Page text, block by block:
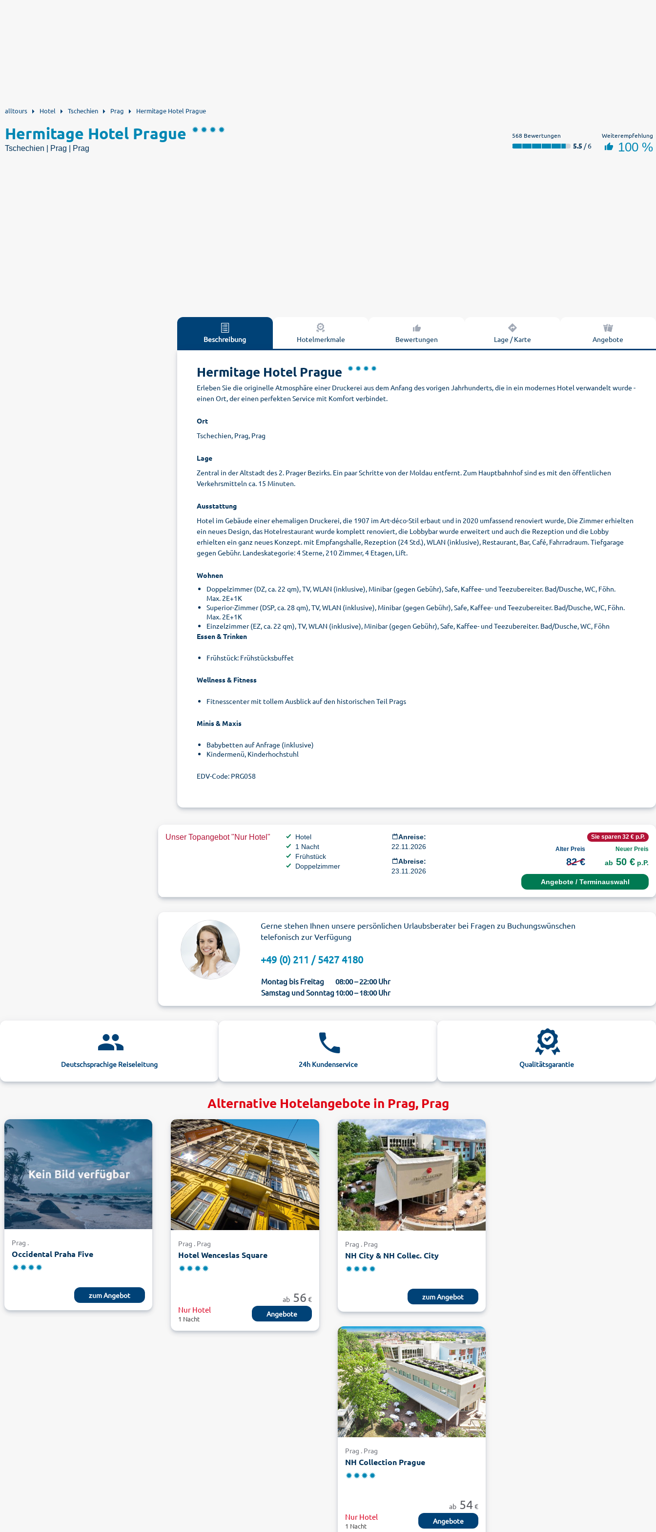
alltours Hotel Tschechien Prag Hermitage Hotel Prague
Hermitage Hotel Prague
Tschechien | Prag | Prag
568 Bewertungen
5.5 / 6
Weiterempfehlung
100 %
Beschreibung Hotelmerkmale Bewertungen Lage / Karte Angebote
Hermitage Hotel Prague
Erleben Sie die originelle Atmosphäre einer Druckerei aus dem Anfang des vorigen Jahrhunderts, die in ein modernes Hotel verwandelt wurde -
einen Ort, der einen perfekten Service mit Komfort verbindet.
Ort
Tschechien, Prag, Prag
Lage
Zentral in der Altstadt des 2. Prager Bezirks. Ein paar Schritte von der Moldau entfernt. Zum Hauptbahnhof sind es mit den öffentlichen
Verkehrsmitteln ca. 15 Minuten.
Ausstattung
Hotel im Gebäude einer ehemaligen Druckerei, die 1907 im Art-déco-Stil erbaut und in 2020 umfassend renoviert wurde, Die Zimmer erhielten
ein neues Design, das Hotelrestaurant wurde komplett renoviert, die Lobbybar wurde erweitert und auch die Rezeption und die Lobby
erhielten ein ganz neues Konzept. mit Empfangshalle, Rezeption (24 Std.), WLAN (inklusive), Restaurant, Bar, Café, Fahrradraum. Tiefgarage
gegen Gebühr. Landeskategorie: 4 Sterne, 210 Zimmer, 4 Etagen, Lift.
Wohnen
Doppelzimmer (DZ, ca. 22 qm), TV, WLAN (inklusive), Minibar (gegen Gebühr), Safe, Kaffee- und Teezubereiter. Bad/Dusche, WC, Föhn.
Max. 2E+1K
Superior-Zimmer (DSP, ca. 28 qm), TV, WLAN (inklusive), Minibar (gegen Gebühr), Safe, Kaffee- und Teezubereiter. Bad/Dusche, WC, Föhn.
Max. 2E+1K
Einzelzimmer (EZ, ca. 22 qm), TV, WLAN (inklusive), Minibar (gegen Gebühr), Safe, Kaffee- und Teezubereiter. Bad/Dusche, WC, Föhn
Essen & Trinken
Frühstück: Frühstücksbuffet
Wellness & Fitness
Fitnesscenter mit tollem Ausblick auf den historischen Teil Prags
Minis & Maxis
Babybetten auf Anfrage (inklusive)
Kindermenü, Kinderhochstuhl
EDV-Code: PRG058
Unser Topangebot "Nur Hotel"
Hotel
1 Nacht
Frühstück
Doppelzimmer
Anreise:
22.11.2026
Abreise:
23.11.2026
Sie sparen 32 € p.P.
Alter Preis
82 €
Neuer Preis
ab 50 € p.P.
Angebote / Terminauswahl
Gerne stehen Ihnen unsere persönlichen Urlaubsberater bei Fragen zu Buchungswünschen
telefonisch zur Verfügung
+49 (0) 211 / 5427 4180
Montag bis Freitag
08:00 – 22:00 Uhr
Samstag und Sonntag10:00 – 18:00 Uhr
Deutschsprachige Reiseleitung 24h Kundenservice Qualitätsgarantie
Alternative Hotelangebote in Prag, Prag
Prag .
Occidental Praha Five
zum Angebot
Prag . Prag
Hotel Wenceslas Square
ab56 €
Nur Hotel
1 Nacht
Angebote
Prag . Prag
NH City & NH Collec. City
zum Angebot
Prag . Prag
NH Collection Prague
ab 54 €
Nur Hotel
1 Nacht
Angebote